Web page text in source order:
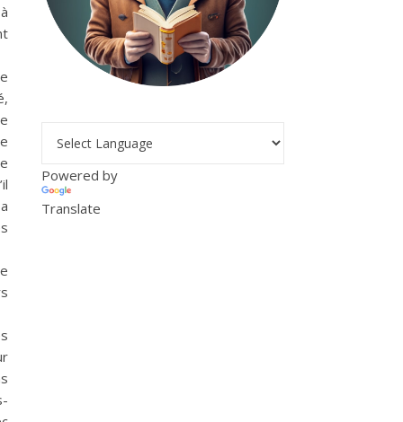
Powered by
Translate